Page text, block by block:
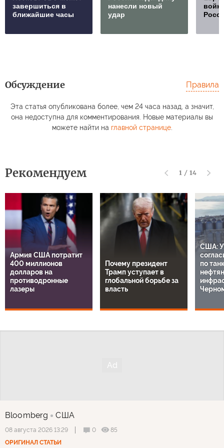
завершиться в
ближайшие часы
нанесли новый
удар
Обсуждение Правила
Эта статья опубликована более, чем 24 часа назад, а значит,
она недоступна для комментирования. Новые материалы вы
можете найти на главной странице.
Рекомендуем 1 / 14
Армия США потратит
400 миллионов
долларов на
противодронные
лазеры
Почему президент
Трамп уступает в
глобальной борьбе за
власть
США:
по
Bloomberg США
08 августа 2026 13:29 0
85
ОРИГИНАЛ СТАТЬИ